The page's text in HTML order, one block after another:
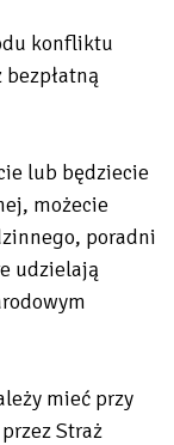
konfliktu
lub będziecie
możecie
poradni
udzielają
mieć przy
Straż